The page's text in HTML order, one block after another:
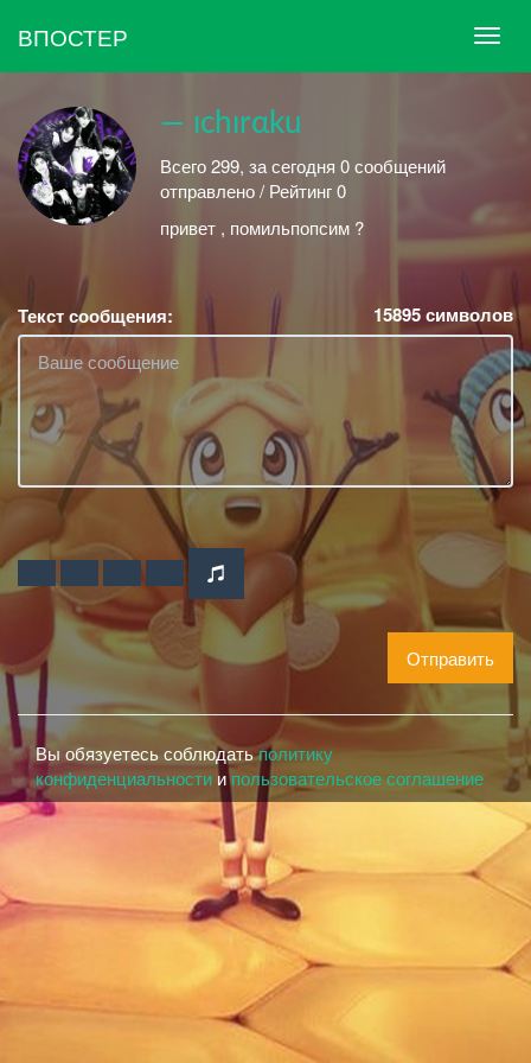
ВПОСТЕР
— ıchırαku
Всего 299, за сегодня 0 сообщений
отправлено / Рейтинг 0
привет , помильпопсим ?
Текст сообщения: 15895символов
Отправить
Вы обязуетесь соблюдатьполитику
конфиденциальности ипользовательское соглашение